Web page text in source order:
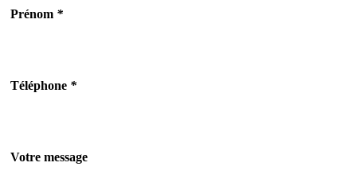
Prénom *
Téléphone *
Votre message